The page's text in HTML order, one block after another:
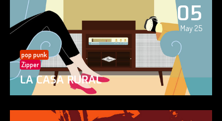
05
May 25
pop punk
Zipper
LA CASA RURAL